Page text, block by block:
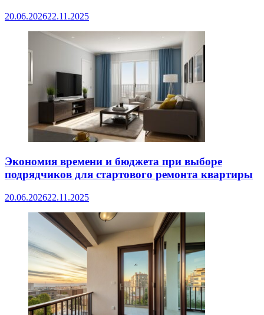
20.06.202622.11.2025
Экономия времени и бюджета при выборе
подрядчиков для стартового ремонта квартиры
20.06.202622.11.2025